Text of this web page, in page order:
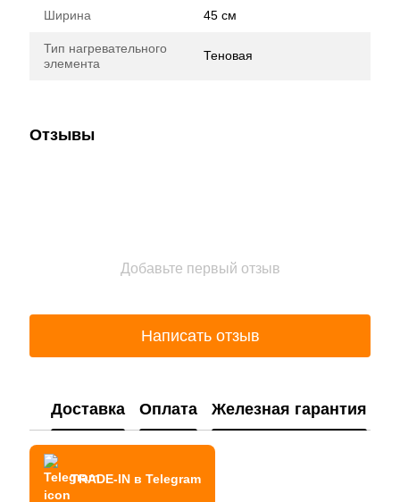
Ширина 45 см
Тип нагревательного
элемента
Теновая
Отзывы
Добавьте первый отзыв
Написать отзыв
Доставка Оплата Железная гарантия
TRADE-IN в Telegram